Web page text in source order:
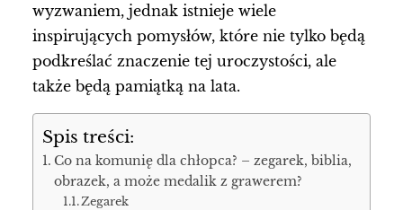
wyzwaniem, jednak istnieje wiele
inspirujących pomysłów, które nie tylko będą
podkreślać znaczenie tej uroczystości, ale
także będą pamiątką na lata.
Spis treści:
Co na komunię dla chłopca? – zegarek, biblia,
obrazek, a może medalik z grawerem?
Zegarek